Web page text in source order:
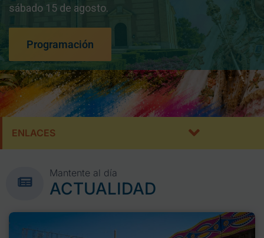
sábado 15 de agosto.
Programación
ENLACES
Mantente al día
ACTUALIDAD